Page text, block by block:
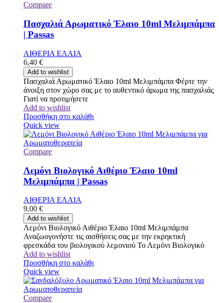
Compare
Πασχαλιά Αρωματικό Έλαιο 10ml Μελιμπάμπα
| Passas
ΑΙΘΕΡΙΑ ΕΛΑΙΑ
6,40 €
Add to wishlist
Πασχαλιά Αρωματικό Έλαιο 10ml Μελιμπάμπα Φέρτε την
άνοιξη στον χώρο σας με το αυθεντικό άρωμα της πασχαλιάς
Γιατί να προτιμήσετε
Add to wishlist
Προσθήκη στο καλάθι
Quick view
Compare
Λεμόνι Βιολογικό Αιθέριο Έλαιο 10ml
Μελιμπάμπα | Passas
ΑΙΘΕΡΙΑ ΕΛΑΙΑ
9,00 €
Add to wishlist
Λεμόνι Βιολογικό Αιθέριο Έλαιο 10ml Μελιμπάμπα
Αναζωογονήστε τις αισθήσεις σας με την εκρηκτική
φρεσκάδα του βιολογικού λεμονιού Το Λεμόνι Βιολογικό
Add to wishlist
Προσθήκη στο καλάθι
Quick view
Compare